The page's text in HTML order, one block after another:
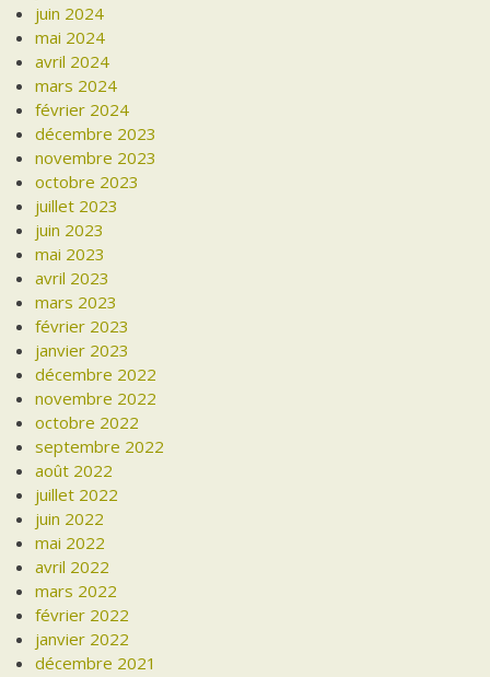
juin 2024
mai 2024
avril 2024
mars 2024
février 2024
décembre 2023
novembre 2023
octobre 2023
juillet 2023
juin 2023
mai 2023
avril 2023
mars 2023
février 2023
janvier 2023
décembre 2022
novembre 2022
octobre 2022
septembre 2022
août 2022
juillet 2022
juin 2022
mai 2022
avril 2022
mars 2022
février 2022
janvier 2022
décembre 2021